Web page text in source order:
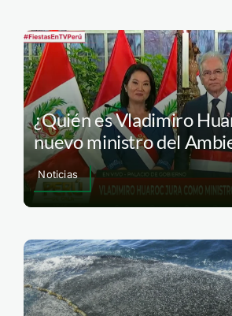
¿Quién es Vladimiro
nuevo ministro del
Noticias